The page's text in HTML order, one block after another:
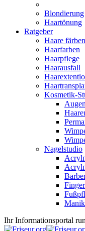
Blondierung
Haartönung
Ratgeber
Haare färben
Haarfarben
Haarpflege
Haarausfall
Kosmetik-
Nagelstudio
Ihr Informationsportal